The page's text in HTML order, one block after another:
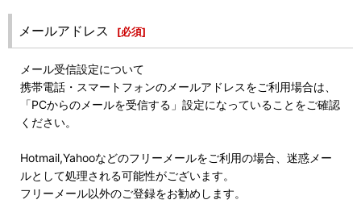
メールアドレス [必須]
メール受信設定について
携帯電話・スマートフォンのメールアドレスをご利用場合は、
「PCからのメールを受信する」設定になっていることをご確認
ください。
Hotmail,Yahooなどのフリーメールをご利用の場合、迷惑メー
ルとして処理される可能性がございます。
フリーメール以外のご登録をお勧めします。